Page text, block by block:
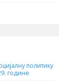
политику
године